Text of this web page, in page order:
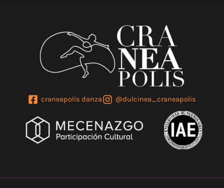
craneapolis danza @dulcinea_craneapolis